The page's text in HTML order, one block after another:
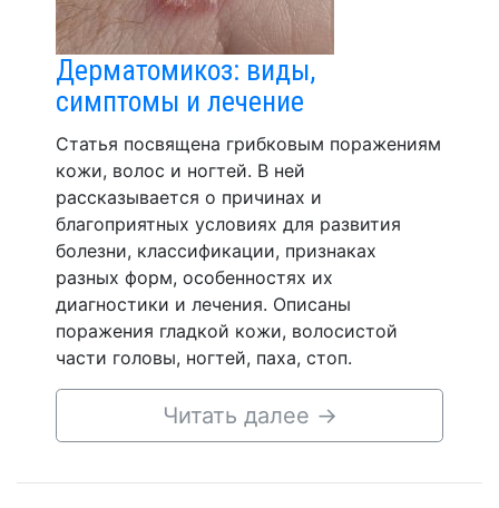
Дерматомикоз: виды,
симптомы и лечение
Статья посвящена грибковым поражениям
кожи, волос и ногтей. В ней
рассказывается о причинах и
благоприятных условиях для развития
болезни, классификации, признаках
разных форм, особенностях их
диагностики и лечения. Описаны
поражения гладкой кожи, волосистой
части головы, ногтей, паха, стоп.
Читать далее →